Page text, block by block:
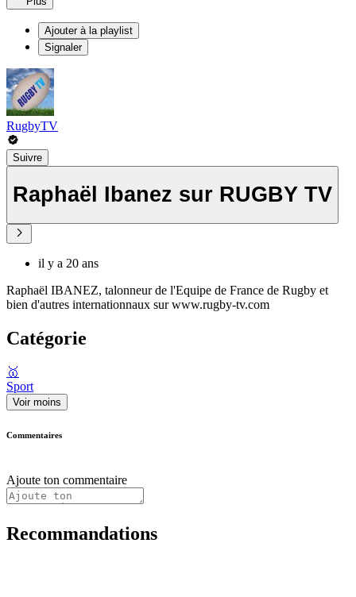
Ajouter à la playlist
Signaler
RugbyTV
Suivre
Raphaël Ibanez sur RUGBY TV
il y a 20 ans
Raphaël IBANEZ, talonneur de l'Equipe de France de Rugby et
bien d'autres internationnaux sur www.rugby-tv.com
Catégorie
🥇
Sport
Voir moins
Commentaires
Ajoute ton commentaire
Recommandations